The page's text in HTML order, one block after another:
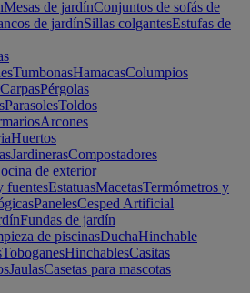
Mesas de jardínConjuntos de sofás de
de jardínSillas colgantesEstufas de
TumbonasHamacasColumpios
CarpasPérgolas
ParasolesToldos
Arcones
Huertos
JardinerasCompostadores
de exterior
fuentesEstatuasMacetasTermómetros y
PanelesCesped Artificial
Fundas de jardín
de piscinasDuchaHinchable
ToboganesHinchablesCasitas
JaulasCasetas para mascotas